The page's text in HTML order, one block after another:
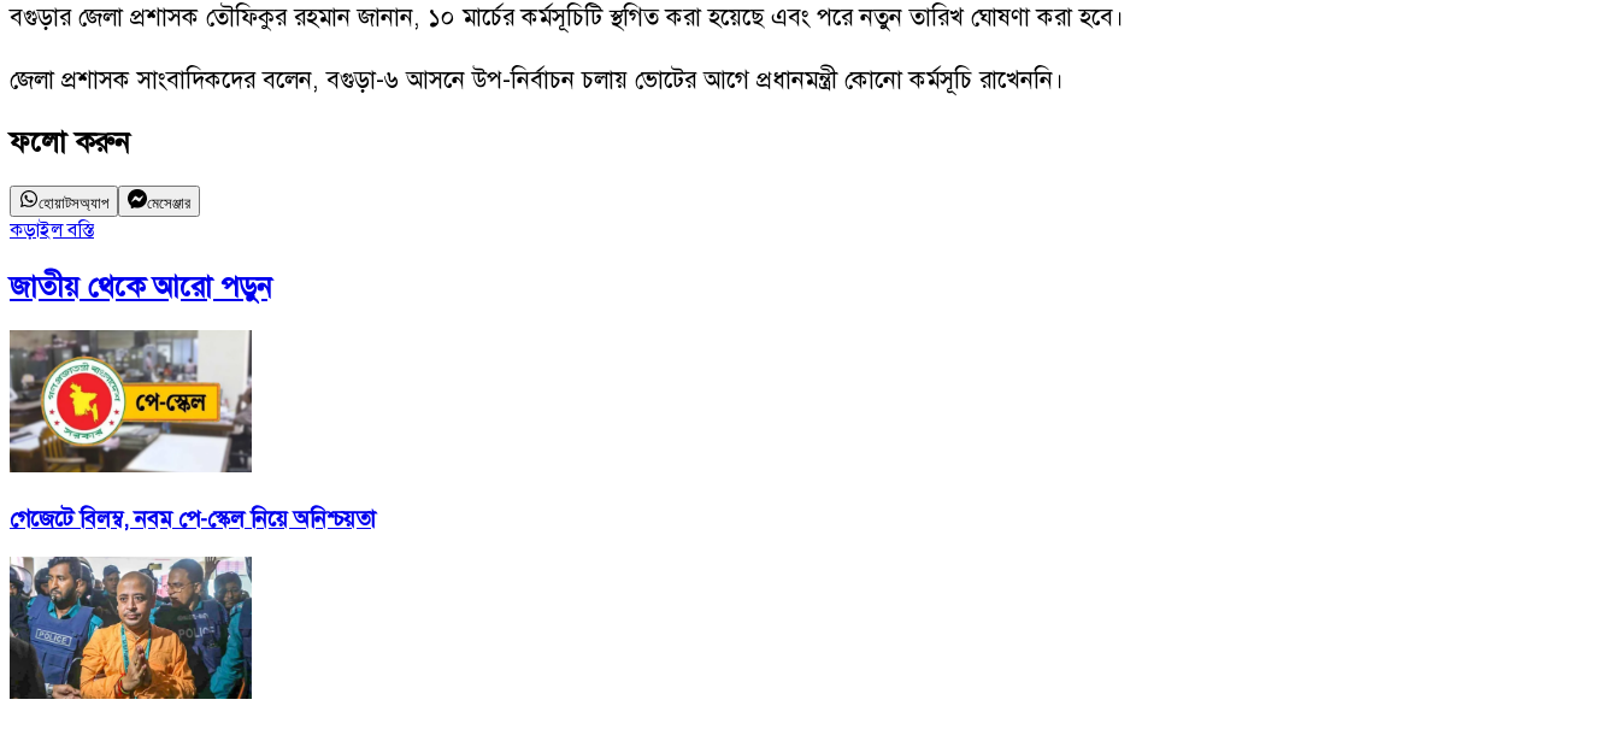
বগুড়ার জেলা প্রশাসক তৌফিকুর রহমান জানান, ১০ মার্চের কর্মসূচিটি স্থগিত করা হয়েছে এবং পরে নতুন তারিখ ঘোষণা করা হবে।
জেলা প্রশাসক সাংবাদিকদের বলেন, বগুড়া-৬ আসনে উপ-নির্বাচন চলায় ভোটের আগে প্রধানমন্ত্রী কোনো কর্মসূচি রাখেননি।
ফলো করুন
হোয়াটসঅ্যাপ মেসেঞ্জার
কড়াইল বস্তি
জাতীয়থেকে আরো পড়ুন
গেজেটে বিলম্ব, নবম পে-স্কেল নিয়ে অনিশ্চয়তা